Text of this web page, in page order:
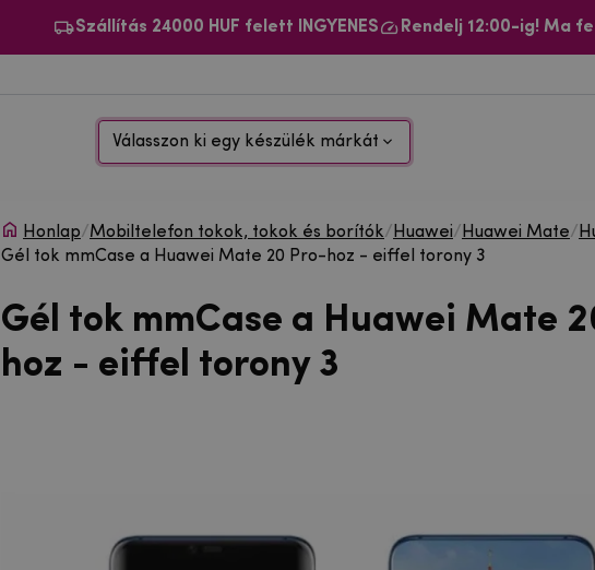
Szállítás 24000 HUF felett INGYENES Rendelj 12:00-ig! Ma
Válasszon ki egy készülék márkát
Honlap/Mobiltelefon tokok, tokok és borítók/ Huawei/ Huawei Mate/
Gél tok mmCase a Huawei Mate 20 Pro-hoz - eiffel torony 3
Gél tok mmCase a Huawei Mate
hoz - eiffel torony 3